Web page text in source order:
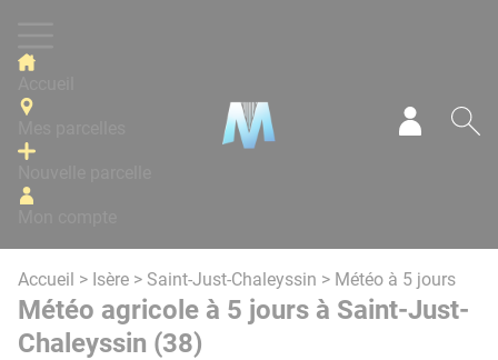
Accueil > Isère > Saint-Just-Chaleyssin > Météo à 5 jours
Météo agricole à 5 jours à Saint-Just-
Chaleyssin (38)